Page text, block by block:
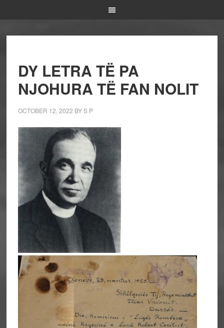
DY LETRA TË PA
NJOHURA TË FAN NOLIT
OCTOBER 12, 2022 BYS P